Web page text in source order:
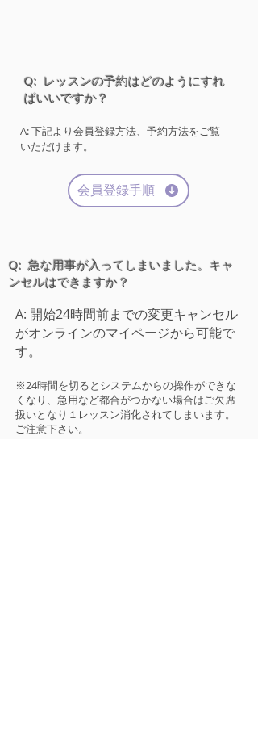
Q: レッスンの予約はどのようにすれ
ばいいですか？
A: 下記より会員登録方法、予約方法をご覧
いただけます。
会員登録手順
Q: 急な用事が入ってしまいました。キャ
ンセルはできますか？
A: 開始24時間前までの変更キャンセル
がオンラインのマイページから可能で
す。
※24時間を切るとシステムからの操作ができな
くなり、急用など都合がつかない場合はご欠席
扱いとなり１レッスン消化されてしまいます。
ご注意下さい。